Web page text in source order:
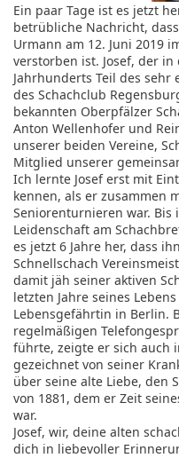
Ein paar Tage ist es jetzt
betrübliche Nachricht,
Urmann am 12. Juni 2019
verstorben ist. Josef, der
Jahrhunderts Teil des sehr
des Schachclub
bekannten Oberpfälzer
Anton Wellenhofer und
unserer beiden Vereine,
Mitglied unserer
Ich lernte Josef erst mit
kennen, als er zusammen
Seniorenturnieren war.
Leidenschaft am
es jetzt 6 Jahre her, dass
Schnellschach
damit jäh seiner aktiven
letzten Jahre seines
Lebensgefährtin in Berlin.
regelmäßigen
führte, zeigte er sich auch
gezeichnet von seiner
über seine alte Liebe, den
von 1881, dem er Zeit
war.
Josef, wir, deine alten
dich in liebevoller